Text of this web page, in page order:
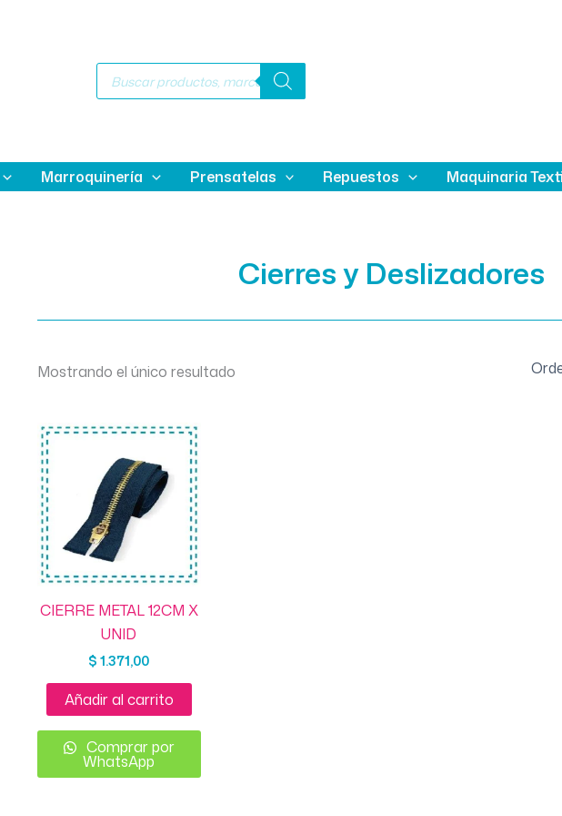
Búsqueda
Marroquinería Prensatelas Repuestos Maquinaria
Cierres y Deslizadores
Mostrando el único resultado
CIERRE METAL 12CM X
UNID
$1.371,00
Añadir al carrito
Comprar por
WhatsApp